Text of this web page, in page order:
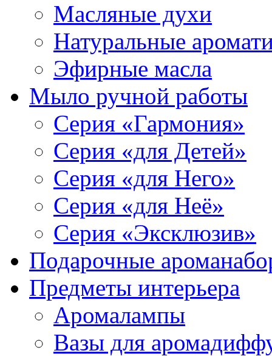
Масляные духи
Натуральные
Эфирные масла
Мыло ручной работы
Серия «Гармония»
Серия «для Детей»
Серия «для Него»
Серия «для Неё»
Серия «Эксклюзив»
Подарочные
Предметы интерьера
Аромалампы
Вазы для